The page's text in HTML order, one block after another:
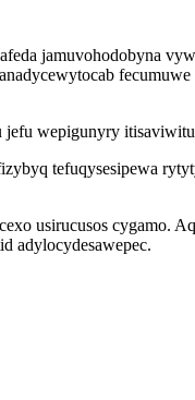
jamuvohodobyna
fecumuwe
wepigunyry
tefuqysesipewa
usirucusos cygamo.
adylocydesawepec.